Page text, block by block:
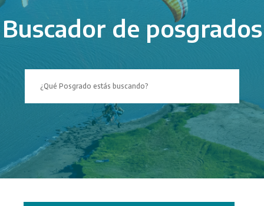
Buscador de posgrados